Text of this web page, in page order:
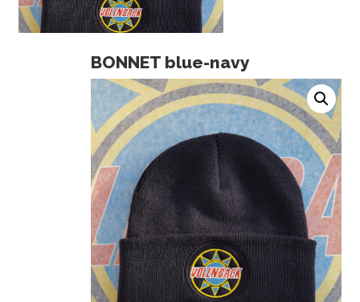
BONNET blue-navy